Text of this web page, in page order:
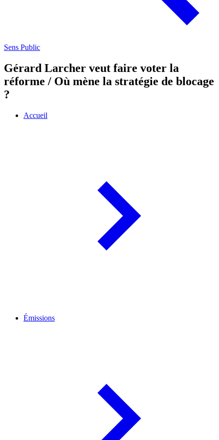
Sens Public
Gérard Larcher veut faire voter la
réforme / Où mène la stratégie de blocage
?
Accueil
Émissions